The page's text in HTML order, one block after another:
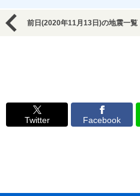
前日(2020年11月13日)の地震一覧
Twitter Facebook